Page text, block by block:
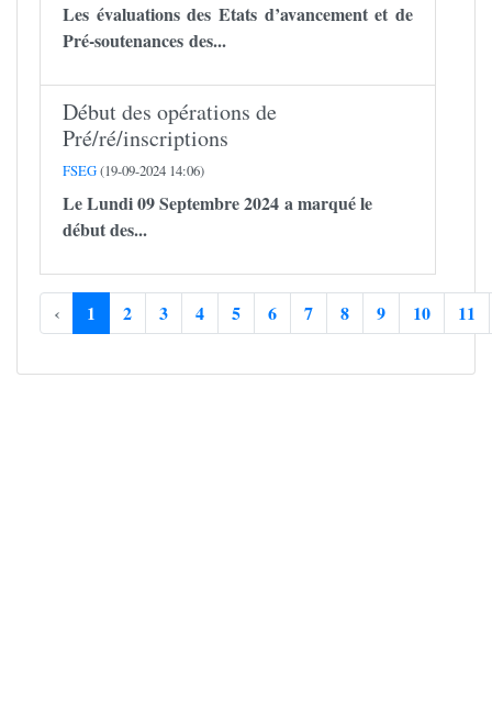
Les évaluations des Etats d’avancement et de
Pré-soutenances des...
Début des opérations de
Pré/ré/inscriptions
FSEG(19-09-2024 14:06)
Le Lundi 09 Septembre 2024 a marqué le
début des...
‹ 1 2 3 4 5 6 7 8 9 10 11